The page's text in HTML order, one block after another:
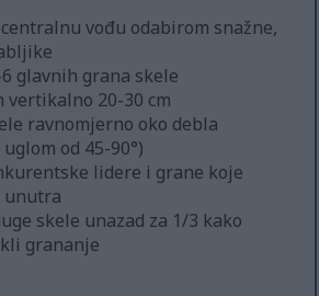
vođu odabirom snažne,
glavnih grana skele
vertikalno 20-30 cm
ravnomjerno oko debla
od 45-90°)
lidere i grane koje
unutra
skele unazad za 1/3 kako
grananje